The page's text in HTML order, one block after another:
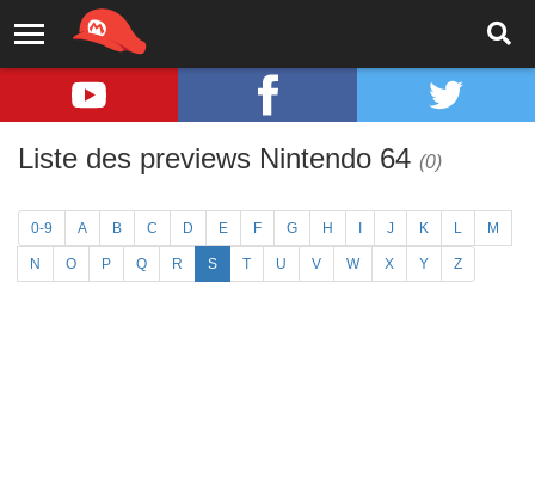
Liste des previews Nintendo 64 (0)
0-9 A B C D E F G H J K L M
N O P Q R S T U V W X Y Z